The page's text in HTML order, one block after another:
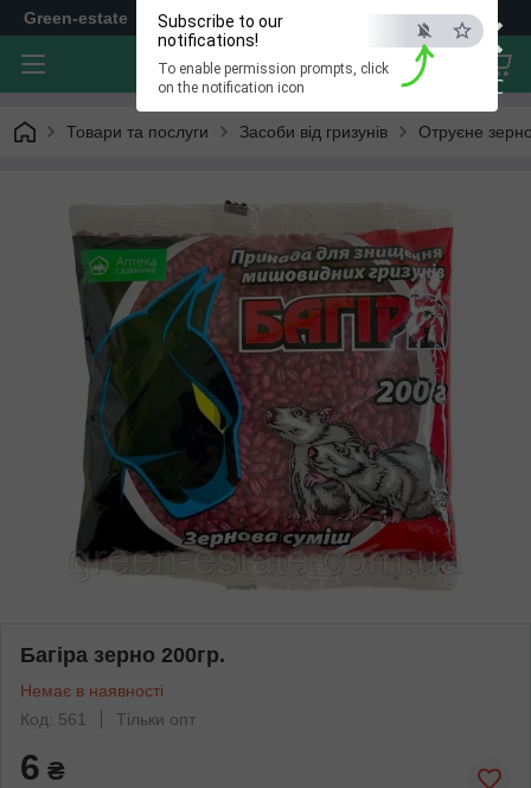
×
ESC
Subscribe to our
notifications!
To enable permission prompts, click
on the notification icon
Green-estate
Товари та послуги Засоби від гризунів Отруєне
Багіра зерно 200гр.
Немає в наявності
Код: 561
Тільки опт
6 ₴